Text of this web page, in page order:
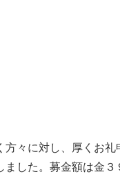
々に対し、厚くお礼
した。募金額は金３